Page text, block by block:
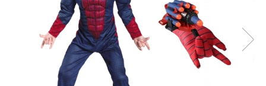
Accesorii tactice si sport
Accesori camping & drumetii
Lanterne
Topor camping
Seturi de cutite & accesorii
vanatoare si tactice